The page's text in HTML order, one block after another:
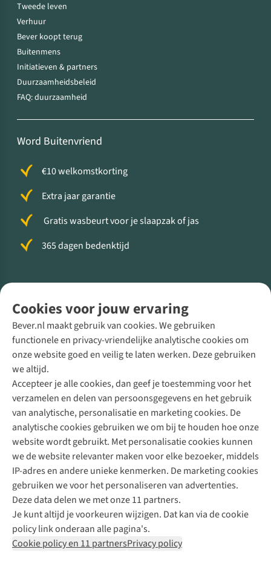
Cookies voor jouw ervaring
Bever.nl maakt gebruik van cookies. We gebruiken
functionele en privacy-vriendelijke analytische cookies om
onze website goed en veilig te laten werken. Deze gebruiken
we altijd.
Accepteer je alle cookies, dan geef je toestemming voor het
verzamelen en delen van persoonsgegevens en het gebruik
van analytische, personalisatie en marketing cookies. De
analytische cookies gebruiken we om bij te houden hoe onze
website wordt gebruikt. Met personalisatie cookies kunnen
we de website relevanter maken voor elke bezoeker, middels
IP-adres en andere unieke kenmerken. De marketing cookies
gebruiken we voor het personaliseren van advertenties.
Deze data delen we met onze 11 partners.
Je kunt altijd je voorkeuren wijzigen. Dat kan via de cookie
policy link onderaan alle pagina's.
Cookie policy en 11 partnersPrivacy policy
Tweede leven
Verhuur
Bever koopt terug
Buitenmens
Initiatieven & partners
Duurzaamheidsbeleid
FAQ: duurzaamheid
Word Buitenvriend
€10 welkomstkorting
Extra jaar garantie
Gratis wasbeurt voor je slaapzak of jas
365 dagen bedenktijd
Direct advies van een Buitenexpert
+31 (0)85 888 50 88
+31 6 12 28 49 80
Contactformulier